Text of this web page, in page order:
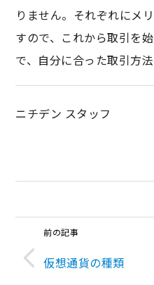
りません。それぞれにメ
すので、これから取引を
で、自分に合った取引方
ニチデン スタッフ
前の記事
仮想通貨の種類